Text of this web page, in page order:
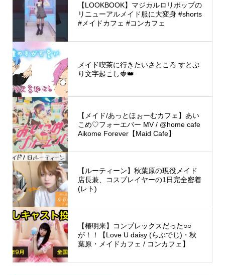
【LOOKBOOK】マジカルロリポップの
リニューアルメイド服に大変身 #shorts
#メイドカフェ #コンカフェ
メイド喫茶に行きたいさところ すとぷ
り文字起こし🍓👑
【メイド/あっとほぉーむカフェ】あい
こめ♡フォーエバー MV / @home cafe
Aikome Forever【Maid Cafe】
【ルーティーン】秋葉原の現役メイド
店長兼、コスプレイヤーの1日完全密着
(レト)
【椿明来】コンプレックスだった○○
が！！【Love U daisy (らぶでじ)・秋
葉原・メイドカフェ / コンカフェ】